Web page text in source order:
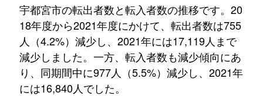
宇都宮市の転出者数と転入者数の推移です。20
18年度から2021年度にかけて、転出者数は755
人（4.2%）減少し、2021年には17,119人まで
減少しました。一方、転入者数も減少傾向にあ
り、同期間中に977人（5.5%）減少し、2021年
には16,840人でした。